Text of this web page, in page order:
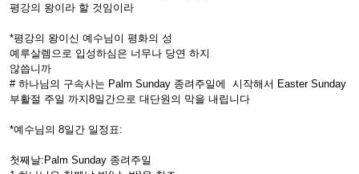
평강의 왕이라 할 것임이라
*평강의 왕이신 예수님이 평화의 성
예루살렘으로 입성하심은 너무나 당연 하지
않씁니까
# 하나님의 구속사는 Palm Sunday 종려주일에 시작해서 Easter Sunday
부활절 주일 까지8일간으로 대단원의 막을 내립니다
*예수님의 8일간 일정표:
첫째날:Palm Sunday 종려주일